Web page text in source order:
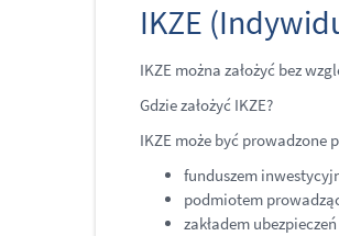
IKZE
IKZE można założyć bez
Gdzie założyć IKZE?
IKZE może być prowadzone
funduszem
podmiotem
zakładem